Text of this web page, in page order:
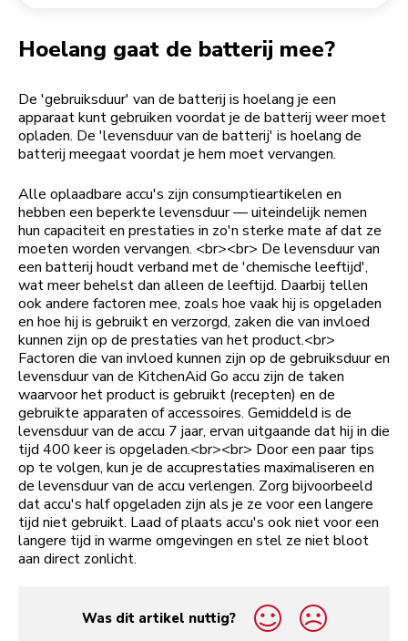
Hoelang gaat de batterij mee?
De 'gebruiksduur' van de batterij is hoelang je een
apparaat kunt gebruiken voordat je de batterij weer moet
opladen. De 'levensduur van de batterij' is hoelang de
batterij meegaat voordat je hem moet vervangen.
Alle oplaadbare accu's zijn consumptieartikelen en
hebben een beperkte levensduur — uiteindelijk nemen
hun capaciteit en prestaties in zo'n sterke mate af dat ze
moeten worden vervangen. <br><br> De levensduur van
een batterij houdt verband met de 'chemische leeftijd',
wat meer behelst dan alleen de leeftijd. Daarbij tellen
ook andere factoren mee, zoals hoe vaak hij is opgeladen
en hoe hij is gebruikt en verzorgd, zaken die van invloed
kunnen zijn op de prestaties van het product.<br>
Factoren die van invloed kunnen zijn op de gebruiksduur en
levensduur van de KitchenAid Go accu zijn de taken
waarvoor het product is gebruikt (recepten) en de
gebruikte apparaten of accessoires. Gemiddeld is de
levensduur van de accu 7 jaar, ervan uitgaande dat hij in die
tijd 400 keer is opgeladen.<br><br> Door een paar tips
op te volgen, kun je de accuprestaties maximaliseren en
de levensduur van de accu verlengen. Zorg bijvoorbeeld
dat accu's half opgeladen zijn als je ze voor een langere
tijd niet gebruikt. Laad of plaats accu's ook niet voor een
langere tijd in warme omgevingen en stel ze niet bloot
aan direct zonlicht.
Was dit artikel nuttig?
yes
no